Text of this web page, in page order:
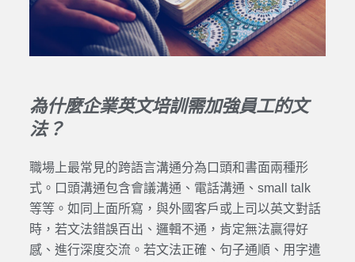
為什麼企業英文培訓需加強員工的文
法？
職場上最常見的跨語言溝通分為口頭和書面兩種形
式。口頭溝通包含會議溝通、電話溝通、small talk
等等。如同上面所寫，與外國客戶或上司以英文對話
時，若文法錯誤百出、邏輯不通，肯定無法贏得好
感、進行深度交流。若文法正確、句子通順、用字遣